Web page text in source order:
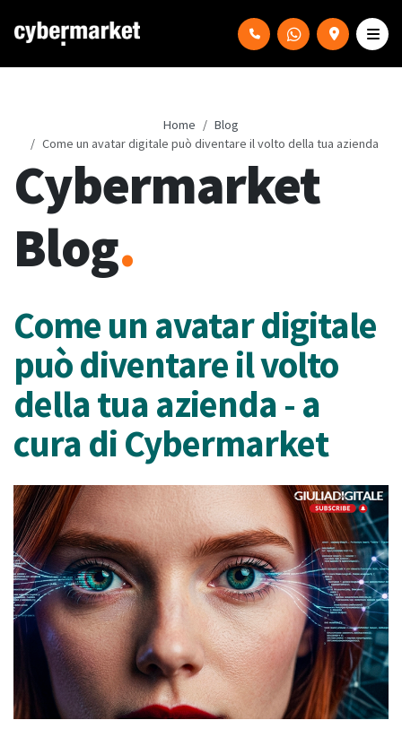
Home
Blog
Come un avatar digitale può diventare il volto della tua azienda
Cybermarket
Blog.
Come un avatar digitale
può diventare il volto
della tua azienda - a
cura di Cybermarket